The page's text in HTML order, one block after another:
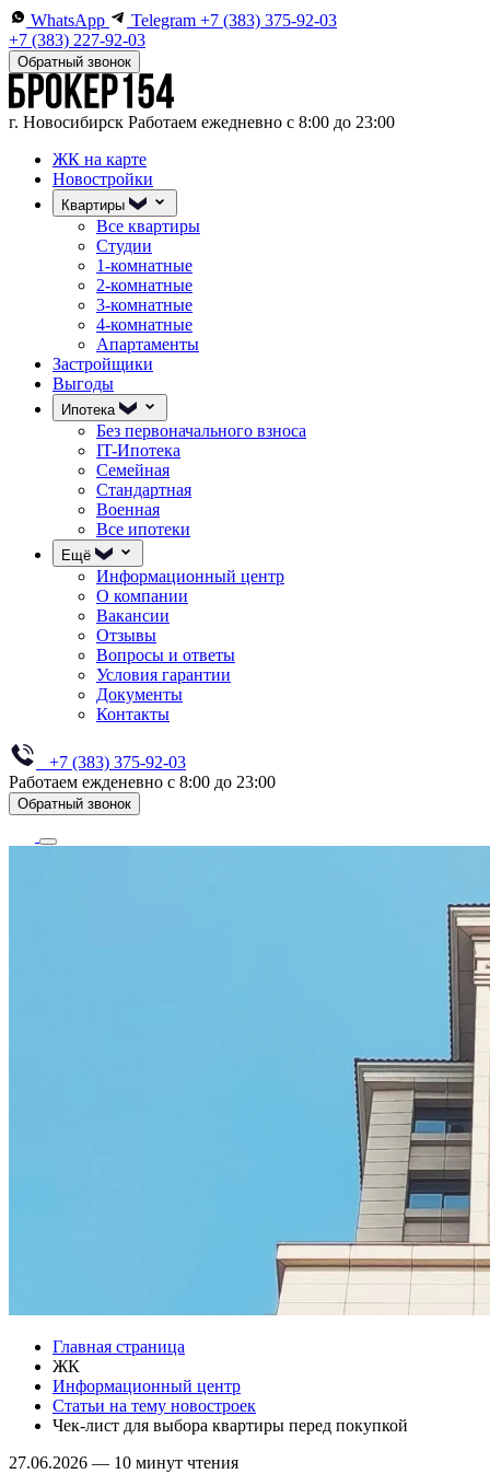
WhatsApp Telegram +7 (383) 375-92-03
+7 (383) 227-92-03
Обратный звонок
г. Новосибирск Работаем ежедневно с 8:00 до 23:00
ЖК на карте
Новостройки
Квартиры
Все квартиры
Студии
1-комнатные
2-комнатные
3-комнатные
4-комнатные
Апартаменты
Застройщики
Выгоды
Ипотека
Без первоначального взноса
IT-Ипотека
Семейная
Стандартная
Военная
Все ипотеки
Ещё
Информационный центр
О компании
Вакансии
Отзывы
Вопросы и ответы
Условия гарантии
Документы
Контакты
+7 (383) 375-92-03
Работаем ежденевно с 8:00 до 23:00
Обратный звонок
Главная страница
ЖК
Информационный центр
Статьи на тему новостроек
Чек-лист для выбора квартиры перед покупкой
27.06.2026 — 10 минут чтения